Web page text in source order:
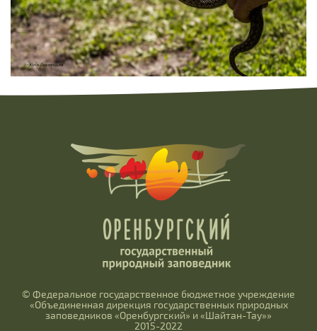
© Федеральное государственное бюджетное учреждение
«Объединенная дирекция государственных природных
заповедников «Оренбургский» и «Шайтан-Тау»»
2015-2022